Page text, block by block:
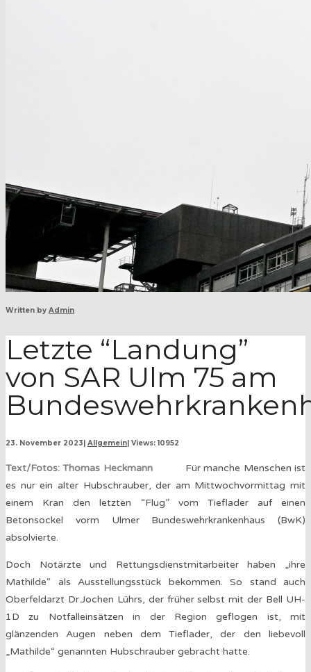
Written by Admin
Letzte “Landung”
von SAR Ulm 75 am
23. November 2023 Allgemein Views: 10952
Text/Fotos: Thomas Heckmann
Für manche Menschen ist
es nur ein alter Hubschrauber, der am Mittwochvormittag mit
einem Kran den letzten “Flug” vom Tieflader auf einen
Betonsockel vorm Ulmer Bundeswehrkrankenhaus (BwK)
absolvierte.
Doch Notärzte und Rettungsdienstmitarbeiter haben „ihre
Mathilde“ als Ausstellungsstück bekommen. So stand auch
Oberfeldarzt Dr.Jochen Lührs, der früher selbst mit der Bell UH-
1D zu Notfalleinsätzen in der Region geflogen ist, mit
glänzenden Augen neben dem Tieflader, der den liebevoll
„Mathilde“ genannten Hubschrauber gebracht hatte.